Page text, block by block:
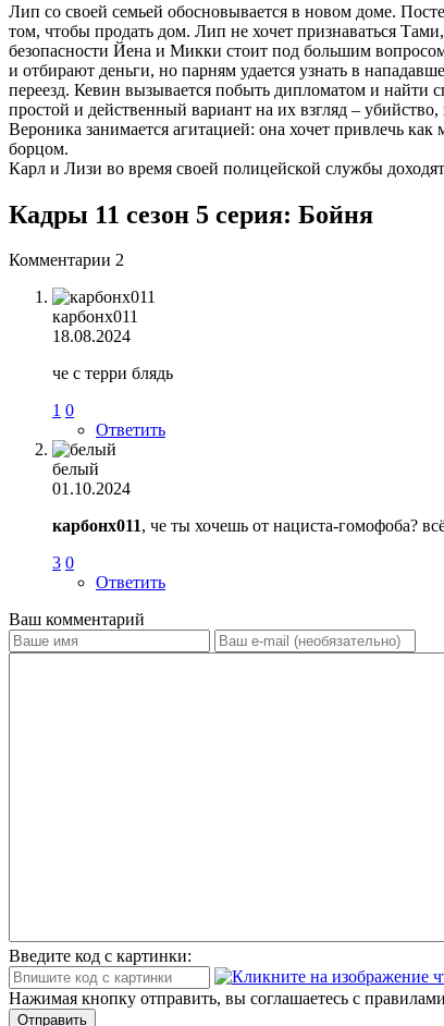
Лип со своей семьей обосновывается в новом доме.
том, чтобы продать дом. Лип не хочет признаваться
безопасности Йена и Микки стоит под большим
и отбирают деньги, но парням удается узнать в
переезд. Кевин вызывается побыть дипломатом и найти
простой и действенный вариант на их взгляд –
Вероника занимается агитацией: она хочет привлечь
борцом.
Карл и Лизи во время своей полицейской службы
Кадры 11 сезон 5 серия: Бойня
Комментарии 2
карбонх011
18.08.2024
че с терри блядь
1 0
Ответить
белый
01.10.2024
карбонх011, че ты хочешь от нациста-гомофоба?
3 0
Ответить
Ваш комментарий
Введите код с картинки:
Нажимая кнопку отправить, вы соглашаетесь с
Отправить